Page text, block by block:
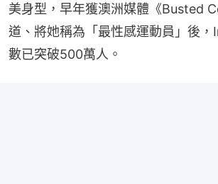
美身型，早年獲澳洲媒體《Busted
道、將她稱為「最性感運動員」後
數已突破500萬人。